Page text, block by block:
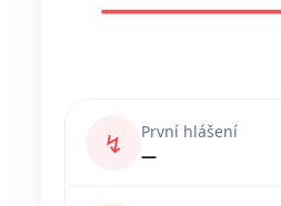
↯
První hlášení
—